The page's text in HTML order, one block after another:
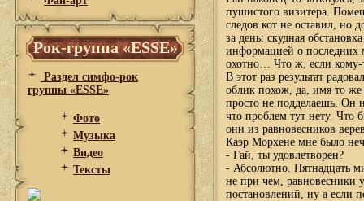
Рок-группа «ESSE»
Раздел симфо-рок
группы «ESSE»
Фото
Музыка
Видео
Тексты
пушистого визитера.
следов кот не оставил, но
за день: скудная
информацией о последних
охотно… Что ж, если кому-
В этот раз результат
облик похож, да, имя то же
просто не подделаешь. Он
что проблем тут нету. Что
они из равновесников
Каэр Морхене мне было
- Гай, ты удовлетворен?
- Абсолютно. Пятнадцать
не при чем, равновесники
постановлений, ну а если